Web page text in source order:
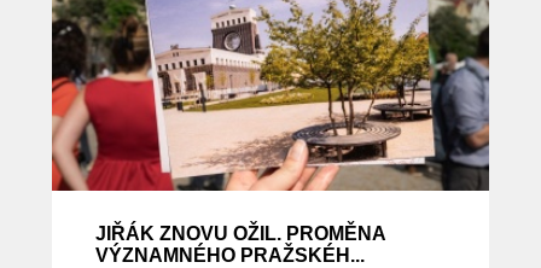
JIŘÁK ZNOVU OŽIL. PROMĚNA
VÝZNAMNÉHO PRAŽSKÉH...